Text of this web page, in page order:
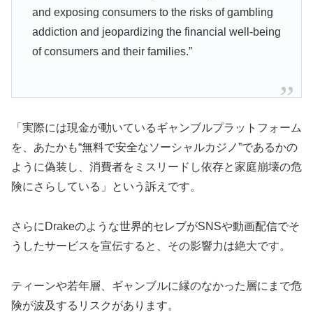
and exposing consumers to the risks of gambling
addiction and jeopardizing the financial well-being
of consumers and their families.”
「実際には現金が動いているギャンブルプラットフォーム
を、あたかも“無料で安全なソーシャルカジノ”であるかの
ように偽装し、消費者をミスリードし依存と家庭崩壊の危
険にさらしている」という訴えです。
さらにDrakeのような世界的セレブがSNSや動画配信でそ
うしたサービスを宣伝すると、その影響力は絶大です。
ティーンや若年層、ギャンブルに縁のなかった層にまで危
険が波及するリスクがあります。